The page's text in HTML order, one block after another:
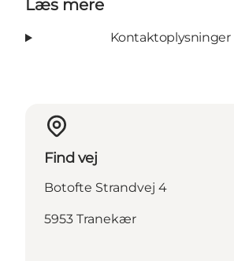
Læs mere
Kontaktoplysninger
Find vej
Botofte Strandvej 4
5953 Tranekær